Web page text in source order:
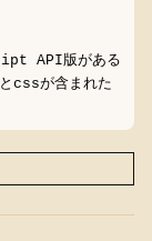
API版がある
cssが含まれた